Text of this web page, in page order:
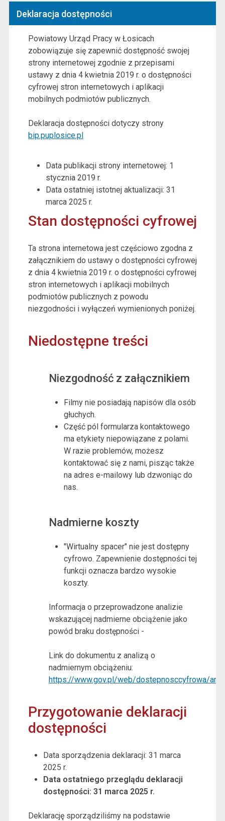
Deklaracja dostępności
Powiatowy Urząd Pracy w Łosicach
zobowiązuje się zapewnić dostępność swojej
strony internetowejzgodnie z przepisami
ustawy z dnia 4 kwietnia 2019 r. o dostępności
cyfrowej stron internetowych i aplikacji
mobilnych podmiotów publicznych.
Deklaracja dostępności dotyczy strony
bip.puplosice.pl
Data publikacji strony internetowej: 1
stycznia 2019 r.
Data ostatniej istotnej aktualizacji: 31
marca 2025 r.
Stan dostępności cyfrowej
Ta strona internetowa jest częściowo zgodna z
załącznikiem do ustawy o dostępności cyfrowej
z dnia 4 kwietnia 2019 r. o dostępności cyfrowej
stron internetowych i aplikacji mobilnych
podmiotów publicznych z powodu
niezgodności i wyłączeń wymienionych poniżej.
Niedostępne treści
Niezgodność z załącznikiem
Filmy nie posiadają napisów dla osób
głuchych.
Część pól formularza kontaktowego
ma etykiety niepowiązane z polami.
W razie problemów, możesz
kontaktować się z nami, pisząc także
na adres e-mailowy lub dzwoniąc do
nas.
Nadmierne koszty
"Wirtualny spacer" nie jest dostępny
cyfrowo. Zapewnienie dostępności tej
funkcji oznacza bardzo wysokie
koszty.
Informacja o przeprowadzone analizie
wskazującej nadmierne obciążenie jako
powód braku dostępności -
Link do dokumentu z analizą o
nadmiernym obciążeniu:
https://www.gov.pl/web/dostepnosccyfrowa/
Przygotowanie deklaracji
dostępności
Data sporządzenia deklaracji: 31 marca
2025 r.
Data ostatniego przeglądu deklaracji
dostępności: 31 marca 2025 r.
Deklarację sporządziliśmy na podstawie